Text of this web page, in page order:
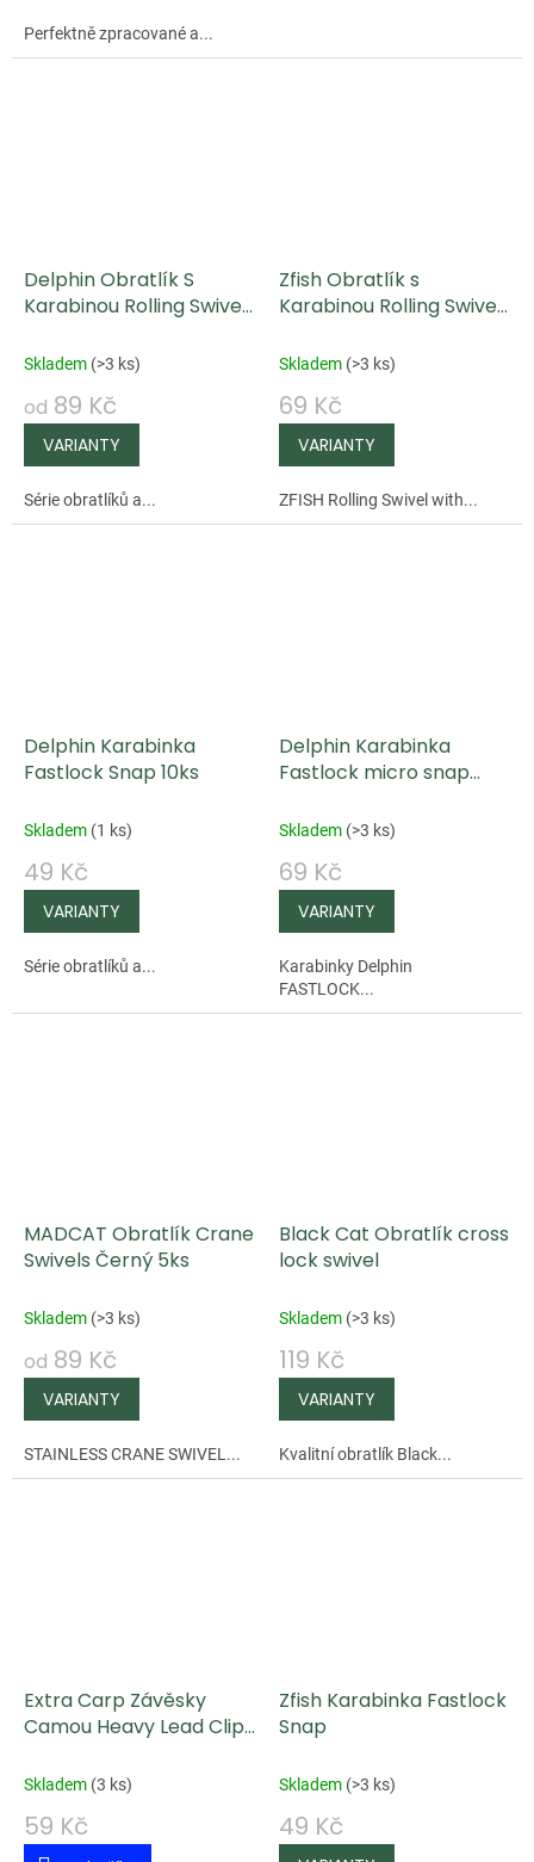
Perfektně zpracované a...
Delphin Obratlík S
Karabinou Rolling Swivel
04
Skladem (>3 ks)
od 89 Kč
Série obratlíků a...
Zfish Obratlík s
Karabinou Rolling Swivel
Skladem (>3 ks)
69 Kč
ZFISH Rolling Swivel with...
Delphin Karabinka
Fastlock Snap 10ks
Skladem (1 ks)
49 Kč
Série obratlíků a...
Delphin Karabinka
Fastlock micro snap
Skladem (>3 ks)
69 Kč
Karabinky Delphin
FASTLOCK...
MADCAT Obratlík Crane
Swivels Černý 5ks
Skladem (>3 ks)
od 89 Kč
STAINLESS CRANE SWIVEL...
Black Cat Obratlík cross
lock swivel
Skladem (>3 ks)
119 Kč
Kvalitní obratlík Black...
Extra Carp Závěsky
Camou Heavy Lead Clip
Skladem (3 ks)
59 Kč
Zfish Karabinka Fastlock
Snap
Skladem (>3 ks)
49 Kč